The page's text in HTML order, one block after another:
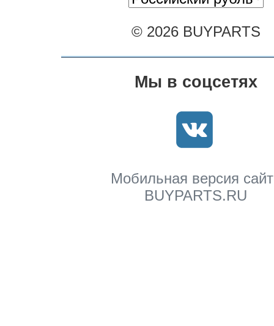
© 2026 BUYPARTS
Мы в соцсетях
Мобильная версия
BUYPARTS.RU